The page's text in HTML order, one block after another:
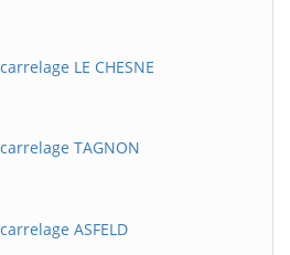
LE CHESNE
TAGNON
ASFELD